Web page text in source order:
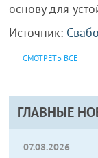
ГЛАВНЫЕ
07.08.2026
основу для
Источник:
СМОТРЕТЬ ВСЕ